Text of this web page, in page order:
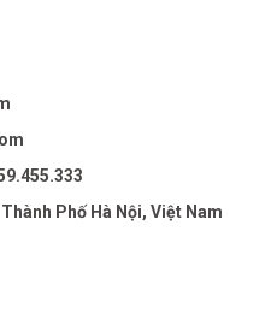
Phố Hà Nội, Việt Nam